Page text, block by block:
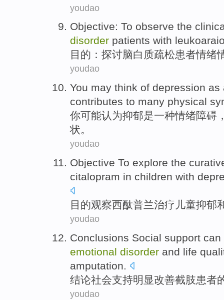
youdao
Objective: To observe the
disorder patients with
目的 ： 探讨脑白质疏松患者情绪
youdao
You may think of depression as
contributes to many physical
你可能认为抑郁是一种情绪障碍
状。
youdao
Objective To explore the
citalopram in children with
目的观察西酞普兰治疗 儿童抑郁
youdao
Conclusions Social support can
emotional disorder and life
amputation.
结论社会支持明显改善截肢患者
youdao